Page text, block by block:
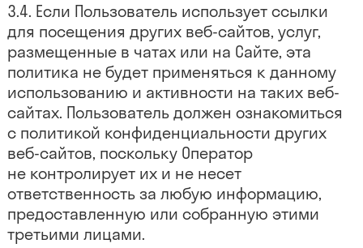
Если Пользователь использует ссылки
для посещения других веб-сайтов, услуг,
размещенные в чатах или на Сайте, эта
политика не будет применяться к данному
использованию и активности на таких веб-
сайтах. Пользователь должен ознакомиться
с политикой конфиденциальности других
веб-сайтов, поскольку Оператор
не контролирует их и не несет
ответственность за любую информацию,
предоставленную или собранную этими
третьими лицами.